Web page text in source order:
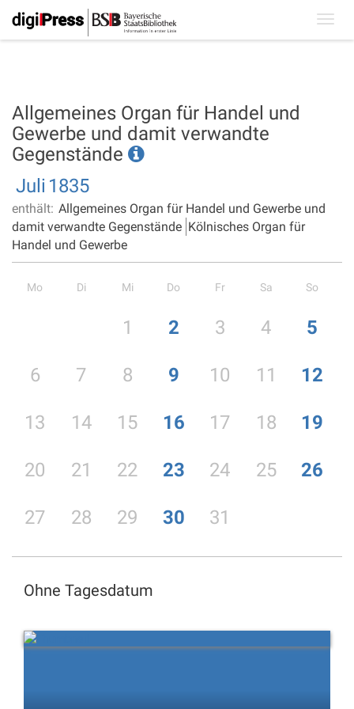
Allgemeines Organ für Handel und
Gewerbe und damit verwandte
Gegenstände
Juli 1835
enthält: Allgemeines Organ für Handel und Gewerbe und
damit verwandte Gegenstände Kölnisches Organ für
Handel und Gewerbe
Mo Di Mi Do Fr Sa So
1 2 3 4 5
6 7 8 9 10 11 12
13 14 15 16 17 18 19
20 21 22 23 24 25 26
27 28 29 30 31
Ohne Tagesdatum